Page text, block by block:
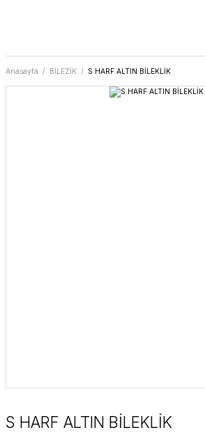
Anasayfa BİLEZİK S HARF ALTIN BİLEKLİK
S HARF ALTIN BİLEKLİK